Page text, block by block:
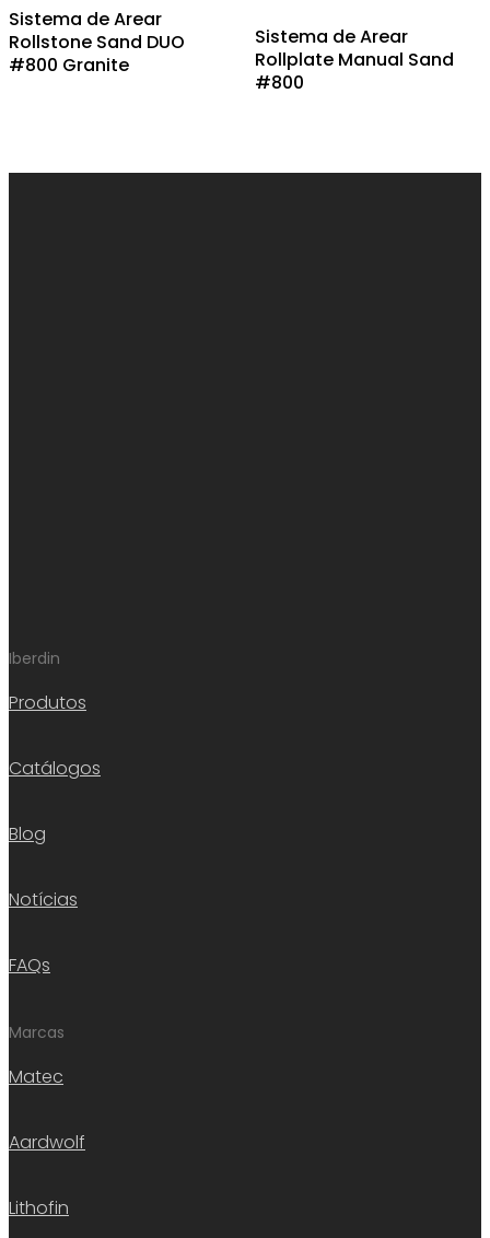
Sistema de Arear
Rollstone Sand DUO
#800 Granite
Sistema de Arear
Rollplate Manual Sand
#800
Iberdin
Produtos
Catálogos
Blog
Notícias
FAQs
Marcas
Matec
Aardwolf
Lithofin